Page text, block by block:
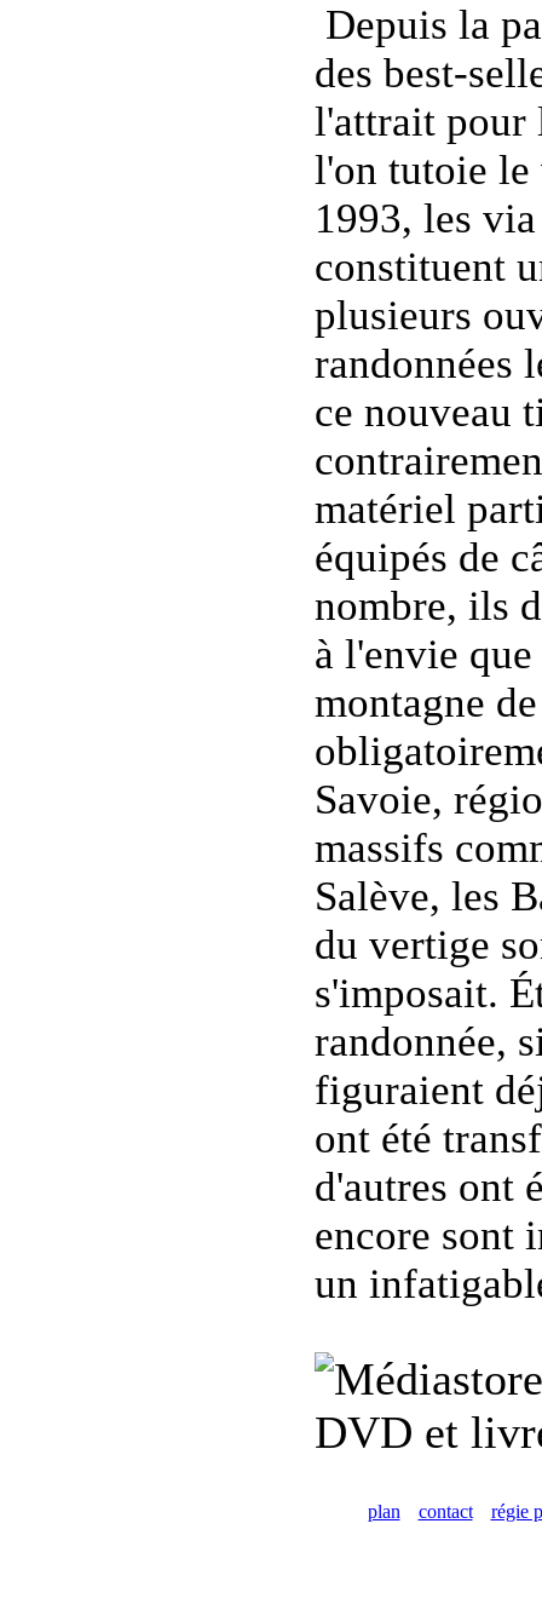
Depuis la
des best-
l'attrait pour
l'on tutoie le
1993, les
constituent
plusieurs
randonnées
ce nouveau
matériel
équipés de
nombre, ils
à l'envie
montagne
Savoie,
massifs
Salève, les
du vertige
s'imposait.
randonnée,
figuraient
ont été
d'autres ont
encore sont
un
DVD et
plan contact régie